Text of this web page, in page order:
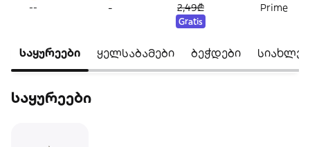
-- - 2,49₾
Gratis
Prime
საყურეები ყელსაბამები ბეჭდები სიახლე
საყურეები